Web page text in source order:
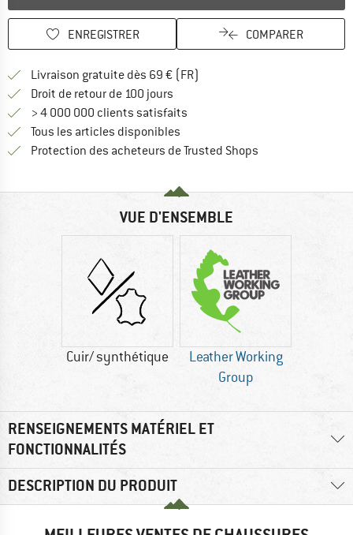
ENREGISTRER COMPARER
Livraison gratuite dès 69 € (FR)
Droit de retour de 100 jours
> 4 000 000 clients satisfaits
Tous les articles disponibles
Protection des acheteurs de Trusted Shops
VUE D'ENSEMBLE
Cuir/ synthétique
Leather Working
Group
RENSEIGNEMENTS MATÉRIEL ET
FONCTIONNALITÉS
DESCRIPTION DU PRODUIT